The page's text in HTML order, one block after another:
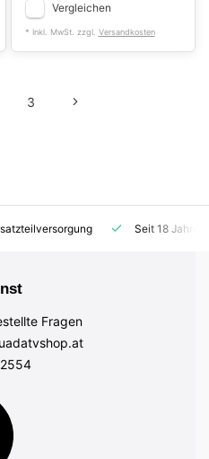
Vergleichen
* Inkl. MwSt. zzgl. Versandkosten
3
Seit 18
Fragen